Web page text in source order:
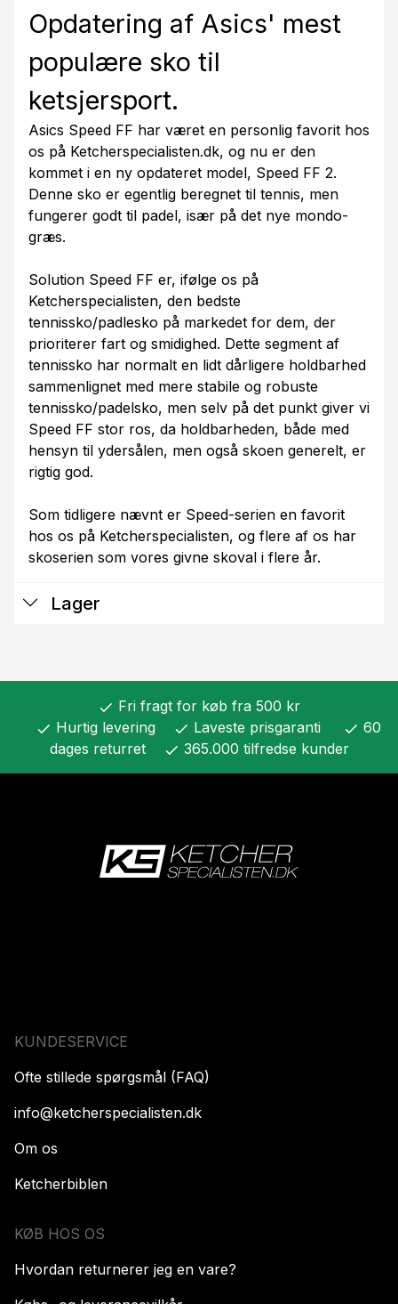
Opdatering af Asics' mest
populære sko til
ketsjersport.
Asics Speed FF har været en personlig favorit hos
os på Ketcherspecialisten.dk, og nu er den
kommet i en ny opdateret model, Speed FF 2.
Denne sko er egentlig beregnet til tennis, men
fungerer godt til padel, især på det nye mondo-
græs.
Solution Speed FF er, ifølge os på
Ketcherspecialisten, den bedste
tennissko/padlesko på markedet for dem, der
prioriterer fart og smidighed. Dette segment af
tennissko har normalt en lidt dårligere holdbarhed
sammenlignet med mere stabile og robuste
tennissko/padelsko, men selv på det punkt giver vi
Speed FF stor ros, da holdbarheden, både med
hensyn til ydersålen, men også skoen generelt, er
rigtig god.
Som tidligere nævnt er Speed-serien en favorit
hos os på Ketcherspecialisten, og flere af os har
skoserien som vores givne skoval i flere år.
Lager
check Fri fragt for køb fra 500 kr
check Hurtig levering check Laveste prisgaranti check 60
dages returret
check 365.000 tilfredse kunder
KUNDESERVICE
Ofte stillede spørgsmål (FAQ)
info@ketcherspecialisten.dk
Om os
Ketcherbiblen
KØB HOS OS
Hvordan returnerer jeg en vare?